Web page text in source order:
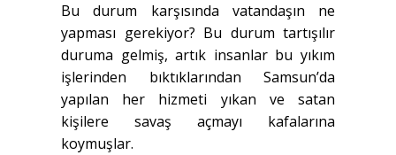
Bu durum karşısında vatandaşın ne
yapması gerekiyor? Bu durum tartışılır
duruma gelmiş, artık insanlar bu yıkım
işlerinden bıktıklarından Samsun’da
yapılan her hizmeti yıkan ve satan
kişilere savaş açmayı kafalarına
koymuşlar.